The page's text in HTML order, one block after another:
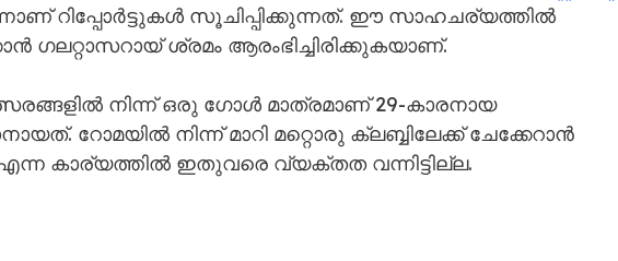
റിപ്പോർട്ടുകൾ സൂചിപ്പിക്കുന്നത്. ഈ സാഹചര്യത്തിൽ
ഗലറ്റാസറായ് ശ്രമം ആരംഭിച്ചിരിക്കുകയാണ്.
നിന്ന് ഒരു ഗോൾ മാത്രമാണ് 29-കാരനായ
റോമയിൽ നിന്ന് മാറി മറ്റൊരു ക്ലബ്ബിലേക്ക് ചേക്കേറാൻ
കാര്യത്തിൽ ഇതുവരെ വ്യക്തത വന്നിട്ടില്ല.